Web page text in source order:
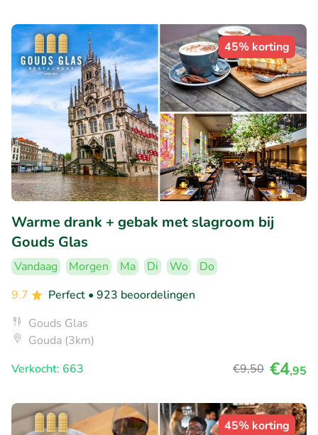
45% korting
Warme drank + gebak met slagroom bij
Gouds Glas
Vandaag Morgen Ma Di Wo
Do
9.7
Perfect • 923 beoordelingen
Gouds Glas
Gouda (3km)
Verkocht: 663
€9,50 €4,95
45% korting